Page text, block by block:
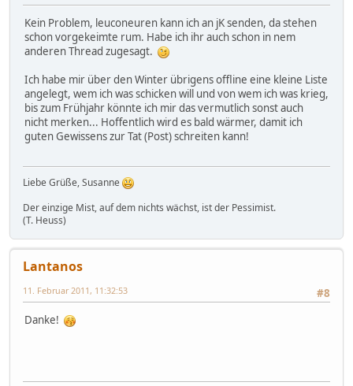
Kein Problem, leuconeuren kann ich an jK senden, da stehen
schon vorgekeimte rum. Habe ich ihr auch schon in nem
anderen Thread zugesagt.
Ich habe mir über den Winter übrigens offline eine kleine Liste
angelegt, wem ich was schicken will und von wem ich was krieg,
bis zum Frühjahr könnte ich mir das vermutlich sonst auch
nicht merken... Hoffentlich wird es bald wärmer, damit ich
guten Gewissens zur Tat (Post) schreiten kann!
Liebe Grüße, Susanne
Der einzige Mist, auf dem nichts wächst, ist der Pessimist.
(T. Heuss)
Lantanos
#8
11. Februar 2011, 11:32:53
Danke!